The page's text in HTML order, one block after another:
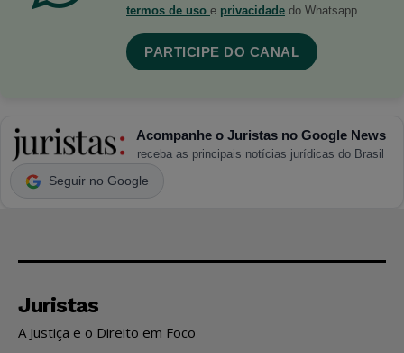
termos de uso e privacidade do Whatsapp.
PARTICIPE DO CANAL
Acompanhe o Juristas no Google News
receba as principais notícias jurídicas do Brasil
Seguir no Google
Juristas
A Justiça e o Direito em Foco